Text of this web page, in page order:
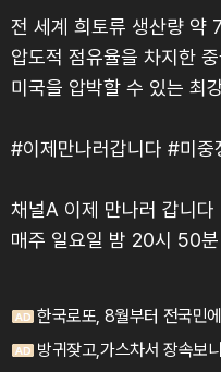
전 세계 희토류 생산량 약
압도적 점유율을 차지한
미국을 압박할 수 있는 최
#이제만나러갑니다 #미
채널A 이제 만나러 갑니다
매주 일요일 밤 20시 50